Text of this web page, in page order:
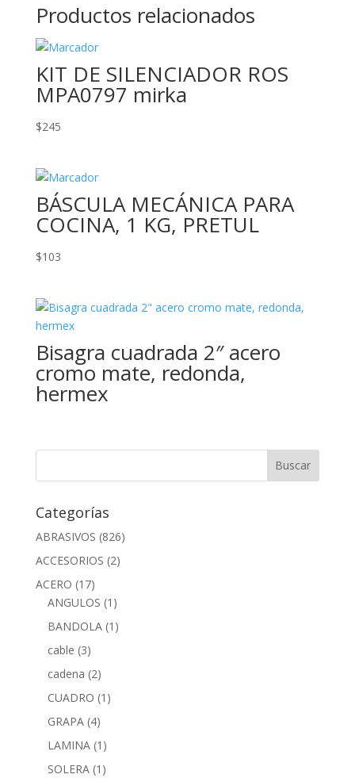
Productos relacionados
KIT DE SILENCIADOR ROS
MPA0797 mirka
$245
BÁSCULA MECÁNICA PARA
COCINA, 1 KG, PRETUL
$103
Bisagra cuadrada 2″ acero
cromo mate, redonda,
hermex
Categorías
ABRASIVOS (826)
ACCESORIOS (2)
ACERO (17)
ANGULOS (1)
BANDOLA (1)
cable (3)
cadena (2)
CUADRO (1)
GRAPA (4)
LAMINA (1)
SOLERA (1)